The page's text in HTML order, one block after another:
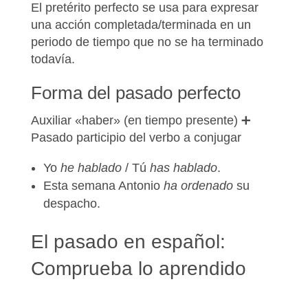
El pretérito perfecto se usa para expresar
una acción completada/terminada en un
periodo de tiempo que no se ha terminado
todavía.
Forma del pasado perfecto
Auxiliar «haber» (en tiempo presente) ➕
Pasado participio del verbo a conjugar
Yo he hablado / Tú has hablado.
Esta semana Antonio ha ordenadosu
despacho.
El pasado en español:
Comprueba lo aprendido